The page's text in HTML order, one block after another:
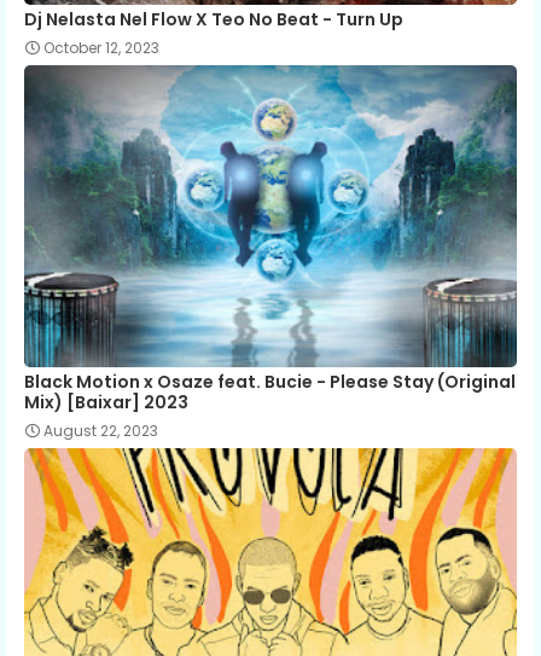
Dj Nelasta Nel Flow X Teo No Beat - Turn Up
October 12, 2023
Black Motion x Osaze feat. Bucie - Please Stay (Original
Mix) [Baixar] 2023
August 22, 2023